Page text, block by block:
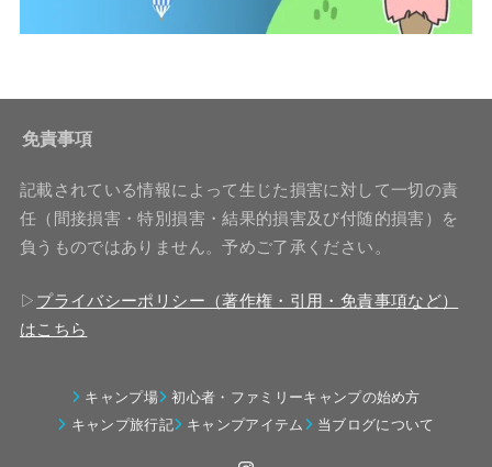
免責事項
記載されている情報によって生じた損害に対して一切の責
任（間接損害・特別損害・結果的損害及び付随的損害）を
負うものではありません。予めご了承ください。
▷ プライバシーポリシー（著作権・引用・免責事項など）
はこちら
キャンプ場
初心者・ファミリーキャンプの始め方
キャンプ旅行記
キャンプアイテム 当ブログについて